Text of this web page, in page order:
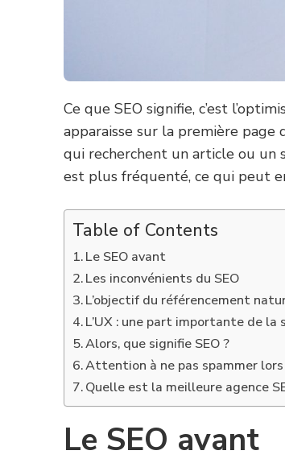
Ce que SEO signifie, c’est
apparaisse sur la première page
qui recherchent un article ou un
est plus fréquenté, ce qui peut
Table of Contents
Le SEO avant
Les inconvénients du SEO
L’objectif du référencement
L’UX : une part importante de la
Alors, que signifie SEO ?
Attention à ne pas spammer
Quelle est la meilleure agence
Le SEO avant